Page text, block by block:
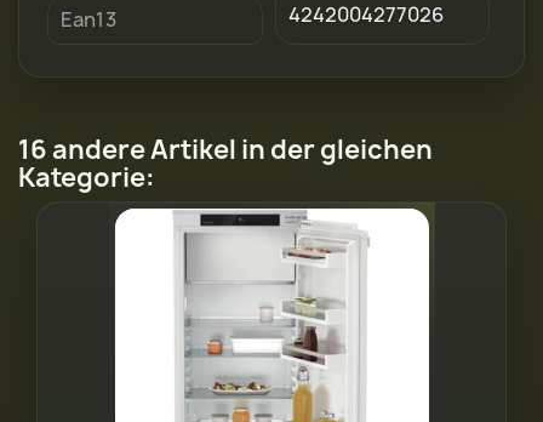
Ean13
4242004277026
16 andere Artikel in der gleichen
Kategorie: